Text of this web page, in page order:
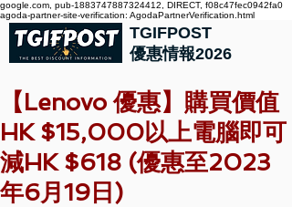
google.com, pub-1883747887324412, DIRECT, f08c47fec0942fa0
agoda-partner-site-verification: AgodaPartnerVerification.html
TGIFPOST
優惠情報2026
【Lenovo 優惠】購買價值
HK $15,000以上電腦即可
減HK $618 (優惠至2023
年6月19日)